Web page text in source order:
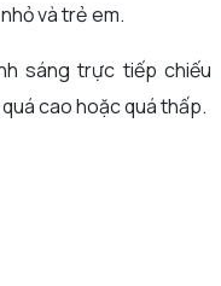
và trẻ em.
sáng trực tiếp chiếu
cao hoặc quá thấp.